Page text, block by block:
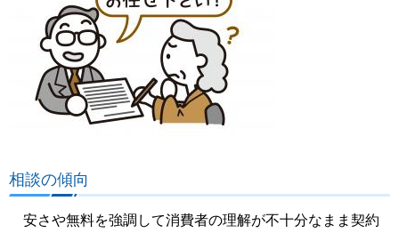
相談の傾向
安さや無料を強調して消費者の理解が不十分なまま契約